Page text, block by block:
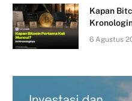
Kapan
6 Agustus